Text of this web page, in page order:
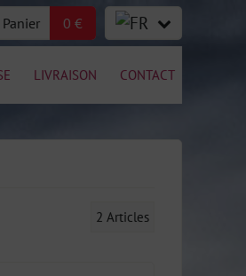
Panier 0 €
LIVRAISON CONTACT
2 Articles